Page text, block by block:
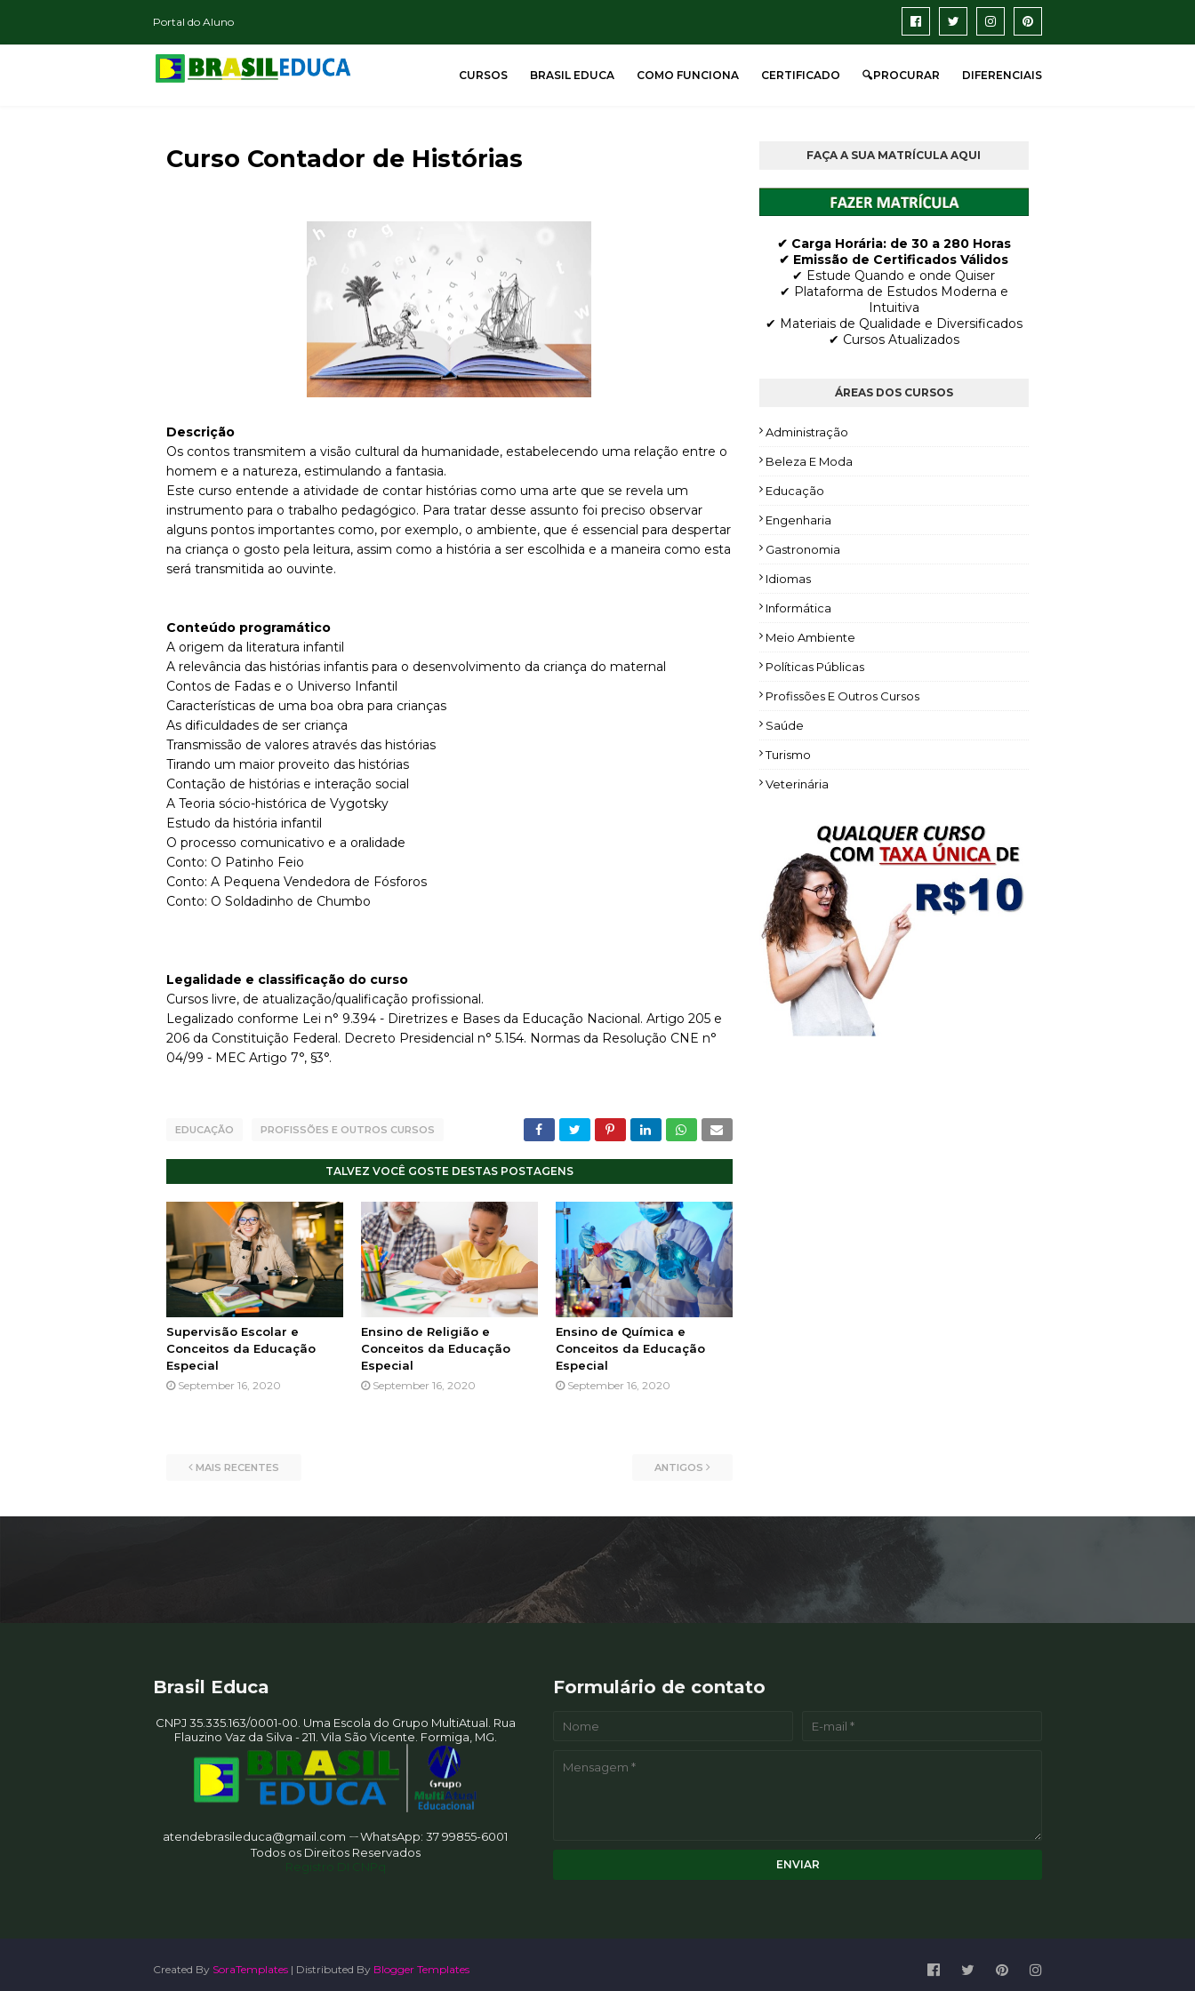
Portal do Aluno
CURSOS BRASIL EDUCA COMO FUNCIONA CERTIFICADO 🔍PROCURAR DIFERENCIAIS
Curso Contador de Histórias
Descrição
Os contos transmitem a visão cultural da humanidade, estabelecendo uma relação entre o
homem e a natureza, estimulando a fantasia.
Este curso entende a atividade de contar histórias como uma arte que se revela um
instrumento para o trabalho pedagógico. Para tratar desse assunto foi preciso observar
alguns pontos importantes como, por exemplo, o ambiente, que é essencial para despertar
na criança o gosto pela leitura, assim como a história a ser escolhida e a maneira como esta
será transmitida ao ouvinte.
Conteúdo programático
A origem da literatura infantil
A relevância das histórias infantis para o desenvolvimento da criança do maternal
Contos de Fadas e o Universo Infantil
Características de uma boa obra para crianças
As dificuldades de ser criança
Transmissão de valores através das histórias
Tirando um maior proveito das histórias
Contação de histórias e interação social
A Teoria sócio-histórica de Vygotsky
Estudo da história infantil
O processo comunicativo e a oralidade
Conto: O Patinho Feio
Conto: A Pequena Vendedora de Fósforos
Conto: O Soldadinho de Chumbo
Legalidade e classificação do curso
Cursos livre, de atualização/qualificação profissional.
Legalizado conforme Lei n° 9.394 - Diretrizes e Bases da Educação Nacional. Artigo 205 e
206 da Constituição Federal. Decreto Presidencial n° 5.154. Normas da Resolução CNE n°
04/99 - MEC Artigo 7°, §3°.
EDUCAÇÃO PROFISSÕES E OUTROS CURSOS
TALVEZ VOCÊ GOSTE DESTAS POSTAGENS
Supervisão Escolar e
Conceitos da Educação
Especial
September 16, 2020
Ensino de Religião e
Conceitos da Educação
Especial
September 16, 2020
Ensino de Química e
Conceitos da Educação
Especial
September 16, 2020
MAIS RECENTES ANTIGOS
FAÇA A SUA MATRÍCULA AQUI
✔ Carga Horária: de 30 a 280 Horas
✔ Emissão de Certificados Válidos
✔ Estude Quando e onde Quiser
✔ Plataforma de Estudos Moderna e
Intuitiva
✔ Materiais de Qualidade e Diversificados
✔ Cursos Atualizados
ÁREAS DOS CURSOS
Administração
Beleza E Moda
Educação
Engenharia
Gastronomia
Idiomas
Informática
Meio Ambiente
Políticas Públicas
Profissões E Outros Cursos
Saúde
Turismo
Veterinária
Brasil Educa
CNPJ 35.335.163/0001-00. Uma Escola do Grupo MultiAtual. Rua
Flauzino Vaz da Silva - 211. Vila São Vicente. Formiga, MG.
atendebrasileduca@gmail.com ㄧWhatsApp: 37 99855-6001
Todos os Direitos Reservados
Registro DI CNPq
Formulário de contato
Created By SoraTemplates | Distributed By Blogger Templates